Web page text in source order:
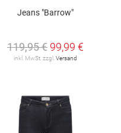
Jeans "Barrow"
119,95 € 99,99 €
inkl. MwSt. zzgl.Versand